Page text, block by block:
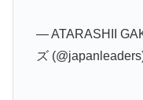
— ATARASHII
ズ